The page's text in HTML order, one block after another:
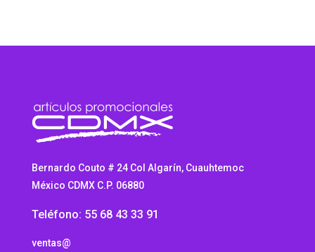
Bernardo Couto # 24 Col Algarín, Cuauhtemoc
México CDMX C.P. 06880
Teléfono: 55 68 43 33 91
ventas@